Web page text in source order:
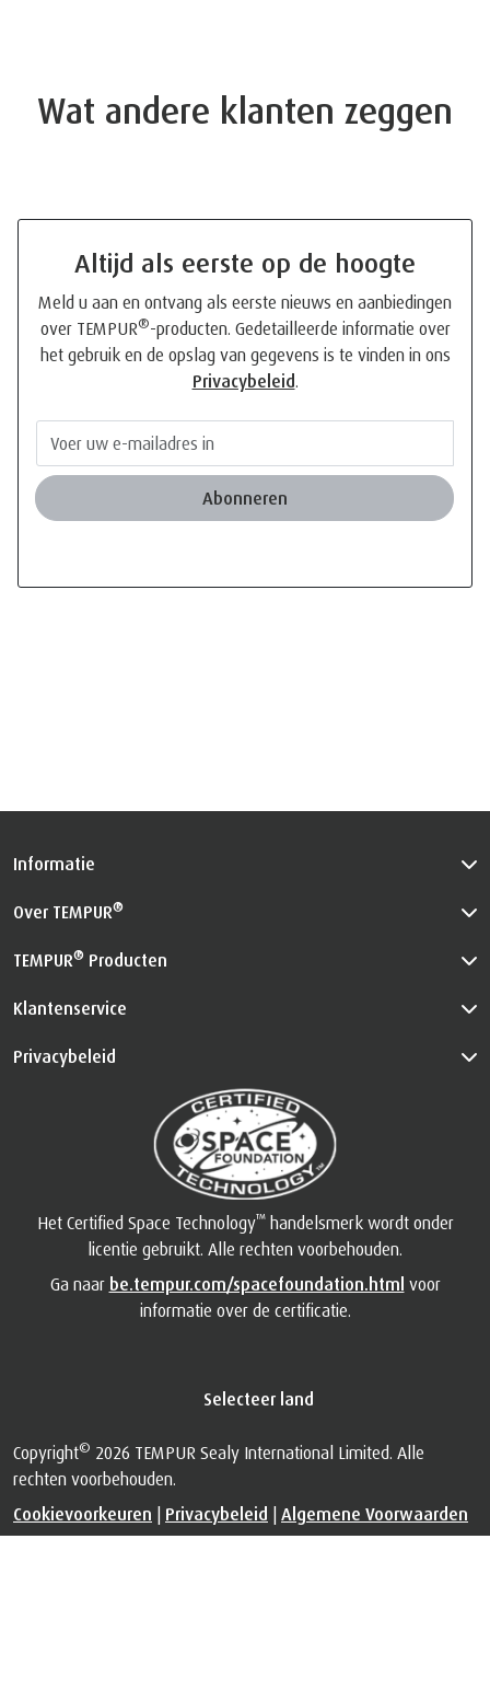
Wat andere klanten zeggen
Altijd als eerste op de hoogte
Meld u aan en ontvang als eerste nieuws en aanbiedingen
over TEMPUR®-producten. Gedetailleerde informatie over
het gebruik en de opslag van gegevens is te vinden in ons
Privacybeleid.
Abonneren
Informatie
Over TEMPUR®
TEMPUR® Producten
Klantenservice
Privacybeleid
Het Certified Space Technology™handelsmerk wordt onder
licentie gebruikt. Alle rechten voorbehouden.
Ga naar be.tempur.com/spacefoundation.html voor
informatie over de certificatie.
Selecteer land
Copyright© 2026 TEMPUR Sealy International Limited. Alle
rechten voorbehouden.
Cookievoorkeuren
Privacybeleid Algemene Voorwaarden